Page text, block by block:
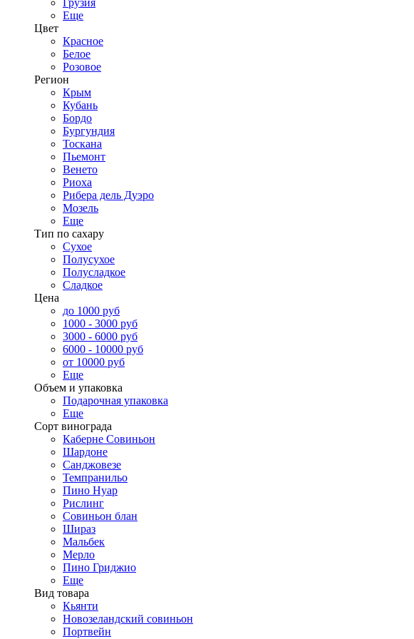
Грузия
Еще
Цвет
Красное
Белое
Розовое
Регион
Крым
Кубань
Бордо
Бургундия
Тоскана
Пьемонт
Венето
Риоха
Рибера дель Дуэро
Мозель
Еще
Тип по сахару
Сухое
Полусухое
Полусладкое
Сладкое
Цена
до 1000 руб
1000 - 3000 руб
3000 - 6000 руб
6000 - 10000 руб
от 10000 руб
Еще
Объем и упаковка
Подарочная упаковка
Еще
Сорт винограда
Каберне Совиньон
Шардоне
Санджовезе
Темпранильо
Пино Нуар
Рислинг
Совиньон блан
Шираз
Мальбек
Мерло
Пино Гриджио
Еще
Вид товара
Кьянти
Новозеландский совиньон
Портвейн